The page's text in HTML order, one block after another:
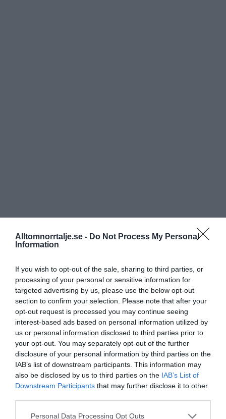
Alltomnorrtalje.se - Do Not Process My Personal
Information
If you wish to opt-out of the sale, sharing to third parties, or
processing of your personal or sensitive information for
targeted advertising by us, please use the below opt-out
section to confirm your selection. Please note that after your
opt-out request is processed you may continue seeing
interest-based ads based on personal information utilized by
us or personal information disclosed to third parties prior to
your opt-out. You may separately opt-out of the further
disclosure of your personal information by third parties on the
IAB’s list of downstream participants. This information may
also be disclosed by us to third parties on the IAB’s List of
Downstream Participants that may further disclose it to other
Personal Data Processing Opt Outs